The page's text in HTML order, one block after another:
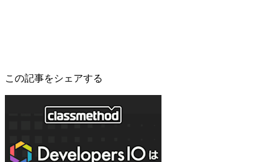
この記事をシェアする